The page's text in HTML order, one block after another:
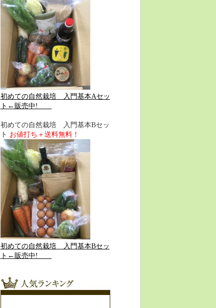
初めての自然栽培 入門基本Aセッ
ト←販売中!
初めての自然栽培 入門基本Bセッ
ト お値打ち＋送料無料！
初めての自然栽培 入門基本Bセッ
ト←販売中!